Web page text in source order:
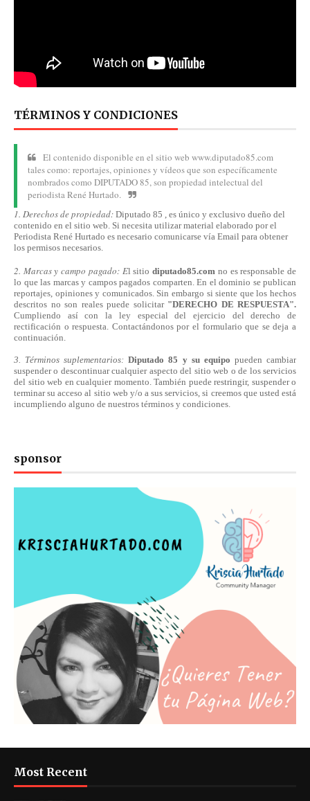
TÉRMINOS Y CONDICIONES
El contenido disponible en el sitio web www.diputado85.com
tales como: reportajes, opiniones y vídeos que son específicamente
nombrados como DIPUTADO 85, son propiedad intelectual del
periodista René Hurtado.
1. Derechos de propiedad: Diputado 85 , es único y exclusivo dueño del
contenido en el sitio web. Si necesita utilizar material elaborado por el
Periodista René Hurtado es necesario comunicarse vía Email para obtener
los permisos necesarios.
2. Marcas y campo pagado: El sitiodiputado85.com no es responsable de
lo que las marcas y campos pagados comparten. En el dominio se publican
reportajes, opiniones y comunicados. Sin embargo si siente que los hechos
descritos no son reales puede solicitar "DERECHO DE RESPUESTA".
Cumpliendo asícon la ley especial del ejercicio del derecho de
rectificación o respuesta. Contactándonospor el formulario que se deja a
continuación.
3. Términos suplementarios:Diputado 85 y su equipo pueden cambiar
suspender o descontinuar cualquier aspecto del sitio web o de los servicios
del sitio web en cualquier momento. También puede restringir, suspender o
terminar su acceso al sitio web y/o a sus servicios, si creemos que usted está
incumpliendo alguno de nuestros términos y condiciones.
sponsor
Most Recent